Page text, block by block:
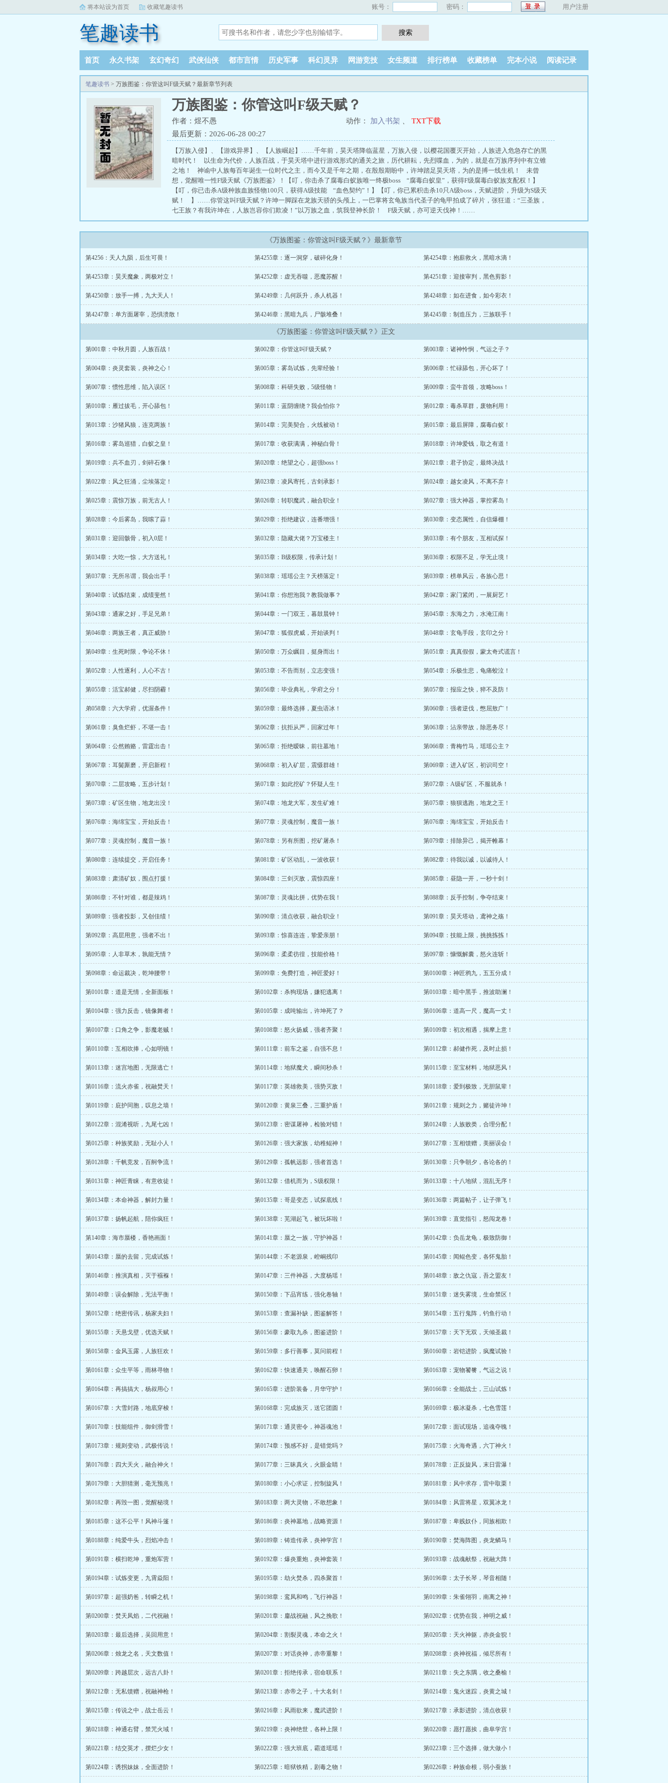
将本站设为首页 收藏笔趣读书 账号： 密码： 用户注册
笔趣读书
首页 永久书架 玄幻奇幻 武侠仙侠 都市言情 历史军事 科幻灵异 网游竞技 女生频道 排行榜单 收藏榜单 完本小说 阅读记录
笔趣读书 > 万族图鉴：你管这叫F级天赋？最新章节列表
万族图鉴：你管这叫F级天赋？
作者：煜不愚 动作： 加入书架
TXT下载
最后更新：2026-06-28 00:27
【万族入侵】、【游戏异界】、【人族崛起】……千年前，昊天塔降临蓝星，万族入侵，以樱花国覆灭开始，人族进入危急存亡的黑
暗时代！ 以生命为代价，人族百战，于昊天塔中进行游戏形式的通关之旅，历代耕耘，先烈喋血，为的，就是在万族序列中有立锥
之地！ 神谕中人族每百年诞生一位时代之主，而今又是千年之期，在殷殷期盼中，许坤踏足昊天塔，为的是搏一线生机！ 未曾
想，觉醒唯一性F级天赋《万族图鉴》！【叮，你击杀了腐毒白蚁族唯一终极boss “腐毒白蚁皇”，获得F级腐毒白蚁族支配权！】
【叮，你已击杀A级种族血族怪物100只，获得A级技能 “血色契约”！】【叮，你已累积击杀10只A级boss，天赋进阶，升级为S级天
赋！ 】……你管这叫F级天赋？许坤一脚踩在龙族天骄的头颅上，一巴掌将玄龟族当代圣子的龟甲拍成了碎片，张狂道：“三圣族，
七王族？有我许坤在，人族岂容你们欺凌！”以万族之血，筑我登神长阶！ F级天赋，亦可逆天伐神！……
《万族图鉴：你管这叫F级天赋？》最新章节
第4256：天人九陨，后生可畏！ 第4255章：逐一洞穿，破碎化身！ 第4254章：抱薪救火，黑暗水滴！
第4253章：昊天魔象，两极对立！ 第4252章：虚无吞噬，恶魔苏醒！ 第4251章：迎接审判，黑色剪影！
第4250章：放手一搏，九大天人！ 第4249章：几何跃升，杀人机器！ 第4248章：如在进食，如今彩衣！
第4247章：单方面屠宰，恐惧溃散！ 第4246章：黑暗九兵，尸骸堆叠！ 第4245章：制造压力，三族联手！
《万族图鉴：你管这叫F级天赋？》正文
第001章：中秋月圆，人族百战！ 第002章：你管这叫F级天赋？ 第003章：诸神怜悯，气运之子？
第004章：炎灵套装，炎神之心！ 第005章：雾岛试炼，先辈经验！ 第006章：忙碌舔包，开心坏了！
第007章：惯性思维，陷入误区！ 第008章：科研失败，5级怪物！ 第009章：蛮牛首领，攻略boss！
第010章：雁过拔毛，开心舔包！ 第011章：蓝阴缠绕？我会怕你？ 第012章：毒杀草群，废物利用！
第013章：沙猪风狼，连克两族！ 第014章：完美契合，火线被动！ 第015章：最后屏障，腐毒白蚁！
第016章：雾岛巡猎，白蚁之皇！ 第017章：收获满满，神秘白骨！ 第018章：许坤爱钱，取之有道！
第019章：兵不血刃，剑碎石像！ 第020章：绝望之心，超强boss！ 第021章：君子协定，最终决战！
第022章：风之狂涌，尘埃落定！ 第023章：凌风寄托，古剑承影！ 第024章：越女凌风，不离不弃！
第025章：震惊万族，前无古人！ 第026章：转职魔武，融合职业！ 第027章：强大神器，掌控雾岛！
第028章：今后雾岛，我嗦了蒜！ 第029章：拒绝建议，连番增强！ 第030章：变态属性，自信爆棚！
第031章：迎回骸骨，初入0层！ 第032章：隐藏大佬？万宝楼主！ 第033章：有个朋友，互相试探！
第034章：大吃一惊，大方送礼！ 第035章：B级权限，传承计划！ 第036章：权限不足，学无止境！
第037章：无所吊谓，我会出手！ 第038章：瑶瑶公主？天榜落定！ 第039章：榜单风云，各族心思！
第040章：试炼结束，成绩斐然！ 第041章：你想泡我？教我做事？ 第042章：家门紧闭，一展厨艺！
第043章：通家之好，手足兄弟！ 第044章：一门双王，暮鼓晨钟！ 第045章：东海之力，水淹江南！
第046章：两族王者，真正威胁！ 第047章：狐假虎威，开始谈判！ 第048章：玄龟手段，玄印之分！
第049章：生死时限，争论不休！ 第050章：万众瞩目，挺身而出！ 第051章：真真假假，蒙太奇式谎言！
第052章：人性逐利，人心不古！ 第053章：不告而别，立志变强！ 第054章：乐极生悲，龟痛蛟泣！
第055章：活宝郝健，尽扫阴霾！ 第056章：毕业典礼，学府之分！ 第057章：报应之快，猝不及防！
弟058章：六大学府，优渥条件！ 第059章：最终选择，夏虫语冰！ 第060章：强者逆伐，憋屈敖广！
第061章：臭鱼烂虾，不堪一击！ 第062章：抗拒从严，回家过年！ 第063章：沾亲带故，除恶务尽！
第064章：公然贿赂，雷霆出击！ 第065章：拒绝暧昧，前往墓地！ 第066章：青梅竹马，瑶瑶公主？
第067章：耳鬓厮磨，开启新程！ 第068章：初入矿层，震慑群雄！ 第069章：进入矿区，初识司空！
第070章：二层攻略，五步计划！ 第071章：如此挖矿？怀疑人生！ 第072章：A级矿区，不服就杀！
第073章：矿区生物，地龙出没！ 第074章：地龙大军，发生矿难！ 第075章：狼狈逃跑，地龙之王！
第076章：海绵宝宝，开始反击！ 第077章：灵魂控制，魔音一族！ 第076章：海绵宝宝，开始反击！
第077章：灵魂控制，魔音一族！ 第078章：另有所图，挖矿屠杀！ 第079章：排除异己，揭开帷幕！
第080章：连续提交，开启任务！ 第081章：矿区动乱，一波收获！ 第082章：待我以诚，以诚待人！
第083章：肃清矿奴，围点打援！ 第084章：三剑灭敌，震惊四座！ 第085章：昼隐一开，一秒十剑！
第086章：不针对谁，都是辣鸡！ 第087章：灵魂比拼，优势在我！ 第088章：反手控制，争夺结束！
第089章：强者投影，又创佳绩！ 第090章：清点收获，融合职业！ 第091章：昊天塔动，鸢神之殇！
第092章：高层用意，强者不出！ 第093章：惊喜连连，挚爱亲朋！ 第094章：技能上限，挑挑拣拣！
第095章：人非草木，孰能无情？ 第096章：柔柔彷徨，技能价格！ 第097章：慷慨解囊，怒火连斩！
第098章：命运裁决，乾坤腰带！ 第099章：免费打造，神匠爱好！ 第0100章：神匠鸦九，五五分成！
第0101章：道是无情，全新面板！ 第0102章：杀狗现场，嫌犯逃离！ 第0103章：暗中黑手，推波助澜！
第0104章：强力反击，镜像舞者！ 第0105章：成吨输出，许坤死了？ 第0106章：道高一尺，魔高一丈！
第0107章：口角之争，影魔老贼！ 第0108章：怒火扬威，强者齐聚！ 第0109章：初次相遇，揣摩上意！
第0110章：互相吹捧，心如明镜！ 第0111章：前车之鉴，自强不息！ 第0112章：郝健作死，及时止损！
第0113章：迷宫地图，无限逃亡！ 第0114章：地狱魔犬，瞬间秒杀！ 第0115章：至宝材料，地狱恶风！
第0116章：流火赤雀，祝融焚天！ 第0117章：英雄救美，强势灭敌！ 第0118章：爱到极致，无胆鼠辈！
第0119章：庇护同胞，叹息之墙！ 第0120章：黄泉三叠，三重护盾！ 第0121章：规则之力，赌徒许坤！
第0122章：混淆视听，九尾七凶！ 第0123章：密谋屠神，检验对错！ 第0124章：人族败类，合理分配！
第0125章：种族奖励，无耻小人！ 第0126章：强大家族，幼稚鲲神！ 第0127章：互相馈赠，美丽误会！
第0128章：千帆竞发，百舸争流！ 第0129章：孤帆远影，强者首选！ 第0130章：只争朝夕，各论各的！
第0131章：神匠青睐，有意收徒！ 第0132章：借机而为，S级权限！ 第0133章：十八地狱，混乱无序！
第0134章：本命神器，解封力量！ 第0135章：哥是变态，试探底线！ 第0136章：两篇帖子，让子弹飞！
第0137章：扬帆起航，陪你疯狂！ 第0138章：芜湖起飞，被玩坏啦！ 第0139章：直觉指引，怒闯龙卷！
第140章：海市蜃楼，香艳画面！ 第0141章：蜃之一族，守护神器！ 第0142章：负岳龙龟，极致防御！
第0143章：蜃的去留，完成试炼！ 第0144章：不老源泉，崆峒残印 第0145章：闻鲲色变，各怀鬼胎！
第0146章：推演真相，灭于襁褓！ 第0147章：三件神器，大度杨瑶！ 第0148章：敌之仇寇，吾之盟友！
第0149章：误会解除，无法平衡！ 第0150章：下品宵练，强化卷轴！ 第0151章：迷失雾境，生命禁区！
第0152章：绝密传讯，杨家夫妇！ 第0153章：查漏补缺，图鉴解答！ 第0154章：五行鬼阵，钓鱼行动！
第0155章：天悬戈壁，优选天赋！ 第0156章：豪取九杀，图鉴进阶！ 第0157章：天下无双，天倾圣裁！
第0158章：金风玉露，人族狂欢！ 第0159章：多行善事，莫问前程！ 第0160章：岩铠进阶，疯魔试验！
第0161章：众生平等，雨林寻物！ 第0162章：快速通关，唤醒石卵！ 第0163章：宠物饕餮，气运之说！
第0164章：再搞搞大，杨叔用心！ 第0165章：进阶装备，月华守护！ 第0166章：全能战士，三山试炼！
第0167章：大雪封路，地底穿梭！ 第0168章：完成族灭，送它团圆！ 第0169章：极冰凝杀，七色雪莲！
第0170章：技能组件，御剑滑雪！ 第0171章：通灵密令，神器魂池！ 第0172章：面试现场，追魂夺魄！
第0173章：规则变动，武极传说！ 第0174章：预感不好，是错觉吗？ 第0175章：火海奇遇，六丁神火！
第0176章：四大天火，融合神火！ 第0177章：三昧真火，火眼金睛！ 第0178章：正反旋风，末日雷瀑！
第0179章：大胆猜测，毫无预兆！ 第0180章：小心求证，控制旋风！ 第0181章：风中求存，雷中取栗！
第0182章：再毁一图，觉醒秘境！ 第0183章：两大灵物，不敢想象！ 第0184章：风雷将星，双翼冰龙！
第0185章：这不公平！风神斗篷！ 第0186章：炎神墓地，战略资源！ 第0187章：卑贱奴仆，同族相欺！
第0188章：纯爱牛头，烈焰冲击！ 第0189章：铸造传承，炎神学宫！ 第0190章：焚海阵图，炎龙鳞马！
第0191章：横扫乾坤，重炮军营！ 第0192章：爆炎重炮，炎神套装！ 第0193章：战魂献祭，祝融大阵！
第0194章：试炼变更，九霄焱阳！ 第0195章：劫火焚杀，四杀聚首！ 第0196章：太子长琴，琴音相随！
第0197章：超强奶爸，转瞬之机！ 第0198章：鸾凤和鸣，飞行神器！ 第0199章：朱雀翎羽，南离之神！
第0200章：焚天凤焰，二代祝融！ 第0201章：鏖战祝融，风之挽歌！ 第0202章：优势在我，神明之威！
第0203章：最后选择，吴回用意！ 第0204章：割裂灵魂，本命之火！ 第0205章：天火神躯，赤炎金猊！
第0206章：烛龙之名，天文数值！ 第0207章：对话炎神，赤帝重黎！ 第0208章：炎神祝福，倾尽所有！
第0209章：跨越层次，远古八卦！ 第0201章：拒绝传承，宿命联系！ 第0211章：失之东隅，收之桑榆！
第0212章：无私馈赠，祝融神枪！ 第0213章：赤帝之子，十大名剑！ 第0214章：鬼火迷踪，炎黄之城！
第0215章：传说之中，战士岳云！ 第0216章：风雨欲来，魔武进阶！ 第0217章：承影进阶，清点收获！
第0218章：神通右臂，禁咒火域！ 第0219章：炎神绝世，各种上限！ 第0220章：愿打愿挨，曲阜学宫！
第0221章：结交英才，摆烂少女！ 第0222章：强大班底，霸道瑶瑶！ 第0223章：三个选择，做大做小！
第0224章：诱拐妹妹，全面进阶！ 第0225章：暗狱铁精，剧毒之物！ 第0226章：种族命根，弱小蚕族！